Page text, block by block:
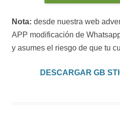
Nota: desde nuestra web
APP modificación de
y asumes el riesgo de que tu
DESCARGAR GB